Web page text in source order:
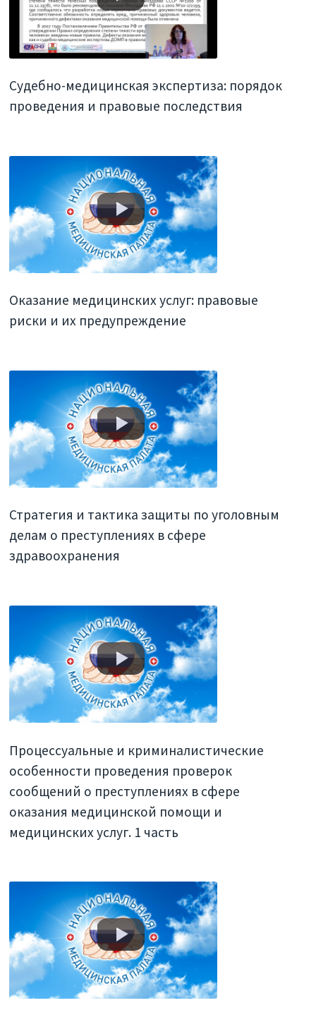
Судебно-медицинская экспертиза: порядок
проведения и правовые последствия
Оказание медицинских услуг: правовые
риски и их предупреждение
Стратегия и тактика защиты по уголовным
делам о преступлениях в сфере
здравоохранения
Процессуальные и криминалистические
особенности проведения проверок
сообщений о преступлениях в сфере
оказания медицинской помощи и
медицинских услуг. 1 часть